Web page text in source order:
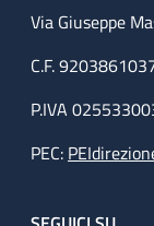
Via Giuseppe
C.F.
P.IVA
PEC: